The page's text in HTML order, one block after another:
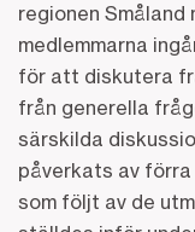
regionen Småland
medlemmarna
för att diskutera
från generella
särskilda
påverkats av
som följt av de